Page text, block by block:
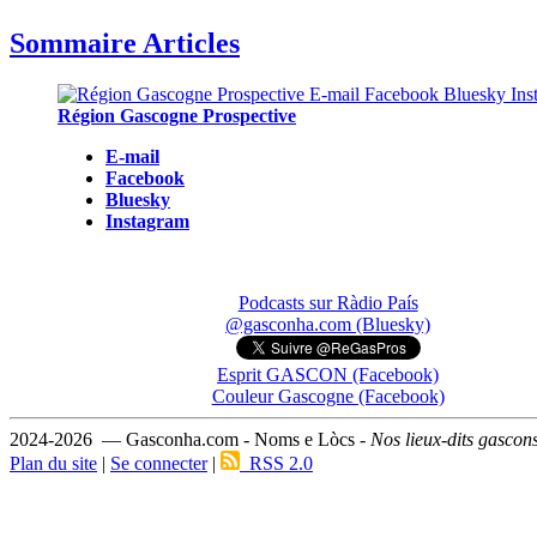
Sommaire Articles
Région Gascogne Prospective
E-mail
Facebook
Bluesky
Instagram
Podcasts sur Ràdio País
@gasconha.com (Bluesky)
Esprit GASCON (Facebook)
Couleur Gascogne (Facebook)
2024-2026 — Gasconha.com - Noms e Lòcs - Nos lieux-dits
Plan du site | Se connecter| RSS 2.0